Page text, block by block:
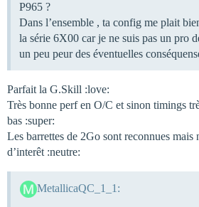
P965 ?
Dans l’ensemble , ta config me plait
la série 6X00 car je ne suis pas un pro
un peu peur des éventuelles
Parfait la G.Skill :love:
Très bonne perf en O/C et sinon timings
bas :super:
Les barrettes de 2Go sont reconnues mais
d’interêt :neutre:
MetallicaQC_1_1: